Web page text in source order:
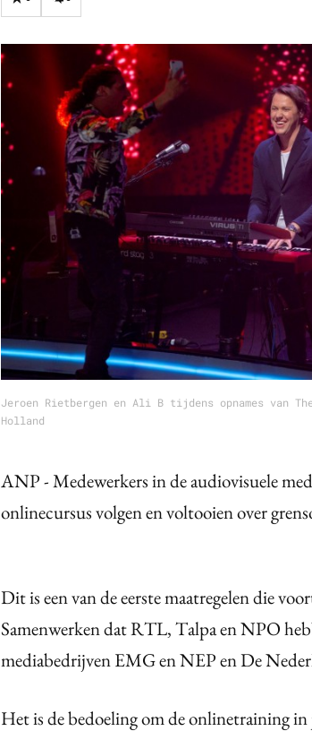
Influencer marketing
Interne communicatie
Martech
Jeroen Rietbergen en Ali B tijdens opnames van
Holland
ANP - Medewerkers in de audiovisuele
onlinecursus volgen en voltooien over
Dit is een van de eerste maatregelen die
Samenwerken dat RTL, Talpa en NPO
mediabedrijven EMG en NEP en De
Het is de bedoeling om de onlinetraining